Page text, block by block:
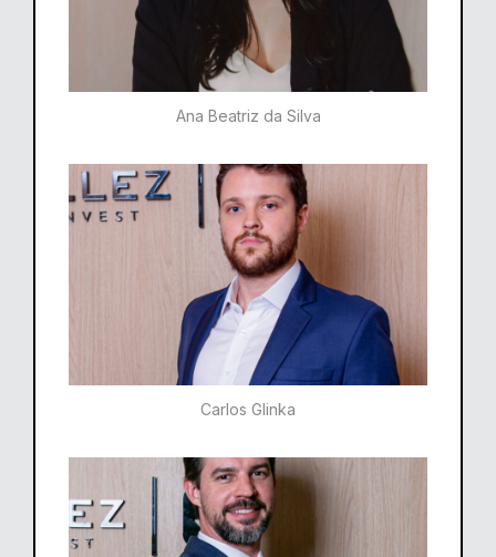
Ana Beatriz da Silva
Carlos Glinka